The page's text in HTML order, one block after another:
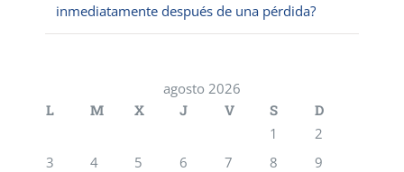
inmediatamente después de una pérdida?
agosto 2026
L
M X J V S
D
1
2
3
4 5 6 7 8
9